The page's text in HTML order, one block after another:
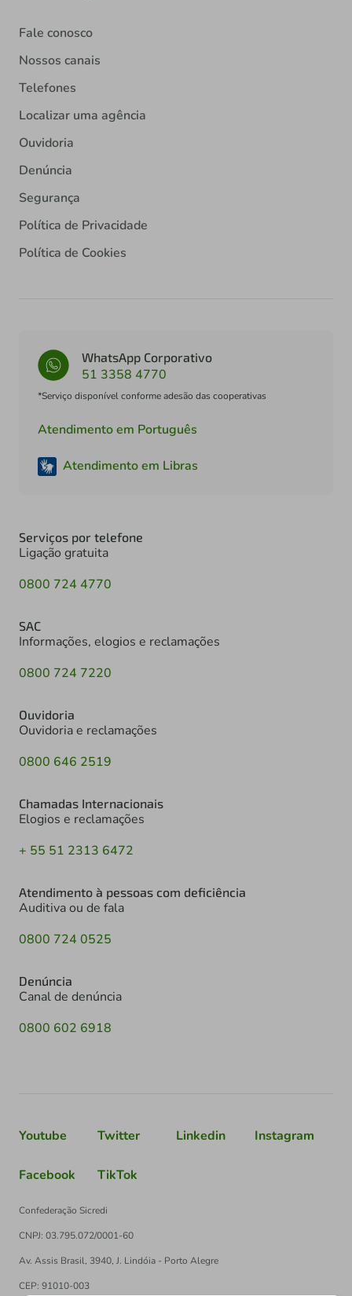
Fale conosco
Nossos canais
Telefones
Localizar uma agência
Ouvidoria
Denúncia
Segurança
Política de Privacidade
Política de Cookies
WhatsApp Corporativo
51 3358 4770
*Serviço disponível conforme adesão das cooperativas
Atendimento em Português
Atendimento em Libras
Serviços por telefone
Ligação gratuita
0800 724 4770
SAC
Informações, elogios e reclamações
0800 724 7220
Ouvidoria
Ouvidoria e reclamações
0800 646 2519
Chamadas Internacionais
Elogios e reclamações
+ 55 51 2313 6472
Atendimento à pessoas com deficiência
Auditiva ou de fala
0800 724 0525
Denúncia
Canal de denúncia
0800 602 6918
Youtube Twitter Linkedin Instagram
Facebook TikTok
Confederação Sicredi
CNPJ: 03.795.072/0001-60
Av. Assis Brasil, 3940, J. Lindóia - Porto Alegre
CEP: 91010-003